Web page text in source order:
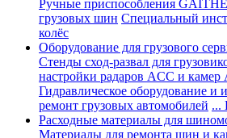
Ручные приспособления
грузовых шин Специальный
колёс
Оборудование для грузового
Стенды сход-развал для
настройки радаров ACC и камер
Гидравлическое оборудование и
ремонт грузовых автомобилей ...
Расходные материалы для
Материалы для ремонта шин и